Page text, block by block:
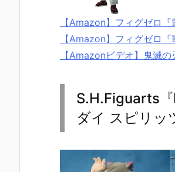
【Amazon】フィグゼロ
【Amazon】フィグゼロ
【Amazonビデオ】鬼滅
S.H.Figuarts
ダイ スピリッ